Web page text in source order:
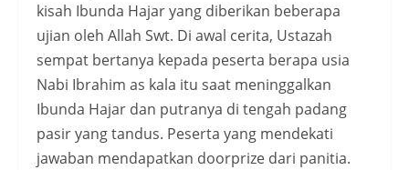
kisah Ibunda Hajar yang diberikan beberapa
ujian oleh Allah Swt. Di awal cerita, Ustazah
sempat bertanya kepada peserta berapa usia
Nabi Ibrahim as kala itu saat meninggalkan
Ibunda Hajar dan putranya di tengah padang
pasir yang tandus. Peserta yang mendekati
jawaban mendapatkan doorprize dari panitia.